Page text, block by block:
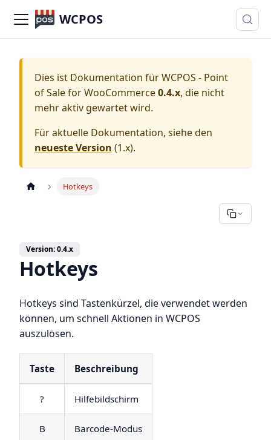
WCPOS
Dies ist Dokumentation fürWCPOS - Point
of Sale for WooCommerce0.4.x, die nicht
mehr aktiv gewartet wird.
Für aktuelle Dokumentation, siehe den
neueste Version (1.x).
Hotkeys
Version: 0.4.x
Hotkeys
Hotkeys sind Tastenkürzel, die verwendet werden
können, um schnell Aktionen in WCPOS
auszulösen.
Taste Beschreibung
? Hilfebildschirm
B Barcode-Modus